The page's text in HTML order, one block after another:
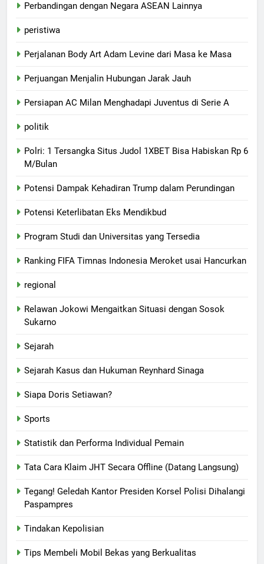
Perbandingan dengan Negara ASEAN Lainnya
peristiwa
Perjalanan Body Art Adam Levine dari Masa ke Masa
Perjuangan Menjalin Hubungan Jarak Jauh
Persiapan AC Milan Menghadapi Juventus di Serie A
politik
Polri: 1 Tersangka Situs Judol 1XBET Bisa Habiskan Rp 6
M/Bulan
Potensi Dampak Kehadiran Trump dalam Perundingan
Potensi Keterlibatan Eks Mendikbud
Program Studi dan Universitas yang Tersedia
Ranking FIFA Timnas Indonesia Meroket usai Hancurkan
regional
Relawan Jokowi Mengaitkan Situasi dengan Sosok
Sukarno
Sejarah
Sejarah Kasus dan Hukuman Reynhard Sinaga
Siapa Doris Setiawan?
Sports
Statistik dan Performa Individual Pemain
Tata Cara Klaim JHT Secara Offline (Datang Langsung)
Tegang! Geledah Kantor Presiden Korsel Polisi Dihalangi
Paspampres
Tindakan Kepolisian
Tips Membeli Mobil Bekas yang Berkualitas